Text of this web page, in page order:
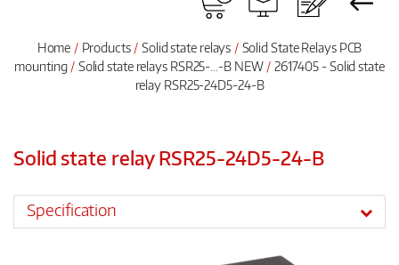
Home Products Solid state relays
Solid State Relays PCB
mounting
Solid state relays RSR25-…-B NEW
2617405 - Solid state
relay RSR25-24D5-24-B
Solid state relay RSR25-24D5-24-B
Specification